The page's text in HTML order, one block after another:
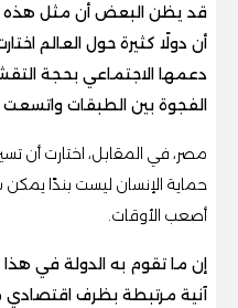
قد يظن البعض أن مثل هذه
أن دولًا كثيرة حول العالم
دعمها الاجتماعي بحجة
الفجوة بين الطبقات واتسعت
مصر، في المقابل، اختارت أن
حماية الإنسان ليست بندًا
أصعب الأوقات.
إن ما تقوم به الدولة في هذا
آنية مرتبطة بظرف